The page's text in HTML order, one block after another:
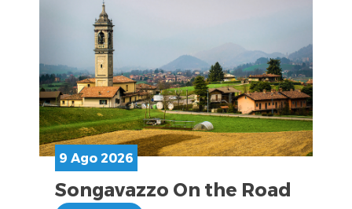
9 Ago 2026
Songavazzo On the Road